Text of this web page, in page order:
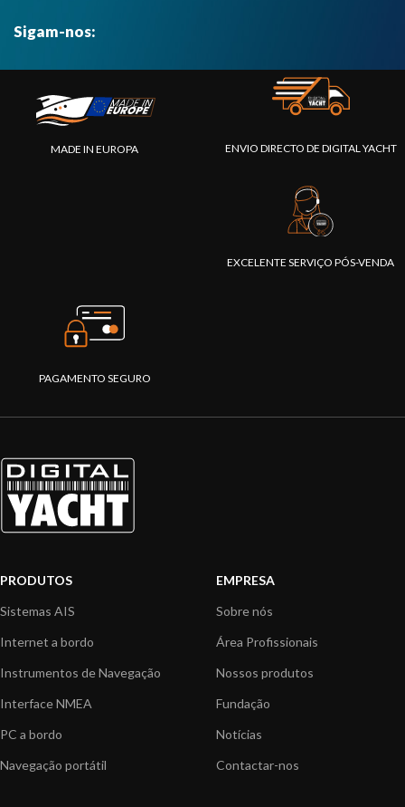
Sigam-nos:
MADE IN EUROPA ENVIO DIRECTO DE DIGITAL YACHT
EXCELENTE SERVIÇO PÓS-VENDA
PAGAMENTO SEGURO
PRODUTOS
Sistemas AIS
Internet a bordo
Instrumentos de Navegação
Interface NMEA
PC a bordo
Navegação portátil
EMPRESA
Sobre nós
Área Profissionais
Nossos produtos
Fundação
Notícias
Contactar-nos